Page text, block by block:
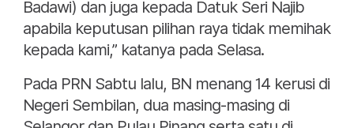
Badawi) dan juga kepada Datuk Seri Najib
apabila keputusan pilihan raya tidak memihak
kepada kami,” katanya pada Selasa.
Pada PRN Sabtu lalu, BN menang 14 kerusi di
Negeri Sembilan, dua masing-masing di